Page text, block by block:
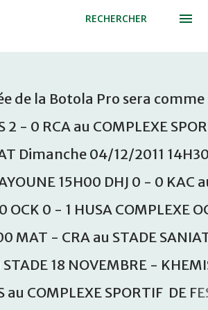
RECHERCHER
de la Botola Pro sera comme
- 0 RCA au COMPLEXE
Dimanche 04/12/2011
15H00 DHJ 0 - 0 KAC
OCK 0 - 1 HUSA COMPLEXE
MAT - CRA au STADE
18 NOVEMBRE -
COMPLEXE SPORTIF DE